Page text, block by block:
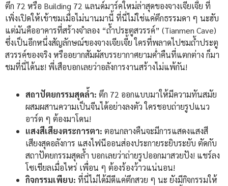
ตึก 72 หรือ Building 72 แลนด์มาร์คใหม่ล่าสุดของจางเจียเจี้ย ที่
เพิ่งเปิดให้เข้าชมเมื่อไม่นานมานี้ ที่นี่ไม่ใช่แค่ตึกธรรมดา ๆ นะฮับ
แต่มันคืออาคารที่สร้างจำลอง “ถ้ำประตูสวรรค์” (Tianmen Cave)
ซึ่งเป็นอีกหนึ่งสัญลักษณ์ของจางเจียเจี้ย ใครที่พลาดไปชมถ้ำประตู
สวรรค์ของจริง หรืออยากสัมผัสบรรยากาศยามค่ำคืนที่แตกต่าง ก็มา
ชมที่นี่ได้นะ! พี่เสือบอกเลยว่าอลังการงานสร้างไม่แพ้กัน!
สถาปัตยกรรมสุดล้ำ: ตึก 72 ออกแบบมาให้มีความทันสมัย
ผสมผสานความเป็นจีนได้อย่างลงตัว ใครชอบถ่ายรูปแนว
อาร์ต ๆ ต้องมาโดน!
แสงสีเสียงตระการตา: ตอนกลางคืนจะมีการแสดงแสงสี
เสียงสุดอลังการ แสงไฟนีออนส่องประกายระยิบระยับ ตัดกับ
สถาปัตยกรรมสุดล้ำ บอกเลยว่าถ่ายรูปออกมาสวยปัง! แชร์ลง
โซเชียลเมื่อไหร่ เพื่อน ๆ ต้องร้องว้าวแน่นอน!
กิจกรรมเพียบ: ที่นี่ไม่ได้มีดีแค่ตึกสวย ๆ นะ ยังมีกิจกรรมให้